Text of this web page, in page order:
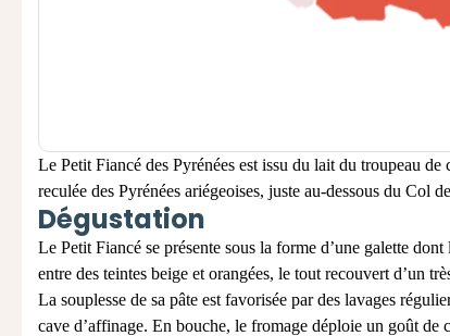
Le Petit Fiancé des Pyrénées est issu du lait du troupeau
reculée des Pyrénées ariégeoises, juste au-dessous du Col
Dégustation
Le Petit Fiancé se présente sous la forme d’une galette
entre des teintes beige et orangées, le tout recouvert d’un
La souplesse de sa pâte est favorisée par des lavages
cave d’affinage. En bouche, le fromage déploie un goût de